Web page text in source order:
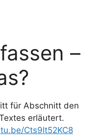
–
für Abschnitt den
erläutert.
Cts9lt52KC8